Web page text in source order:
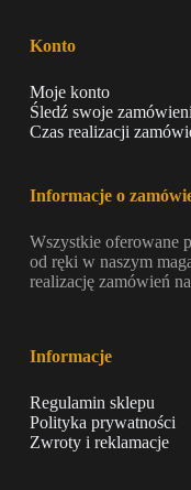
Konto
Moje konto
Śledź swoje
Czas realizacji
Informacje o
Wszystkie oferowane
od ręki w naszym
realizację zamówień
Informacje
Regulamin sklepu
Polityka prywatności
Zwroty i reklamacje